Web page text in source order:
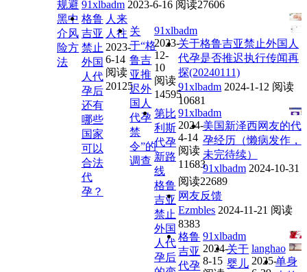
规避
黑中
介风
险方
法
91xlbadm 2023-6-16 阅读27606
格鲁
吉亚
禁止
外国
人代
孕后
还有
哪些
国家
可以
合法
代
孕？
人来
人往
2023-
6-14
阅读
20125
关
于“格
鲁吉
亚推
迟外
国人
代孕
禁
令”的
调查
91xlbadm
2023-
12-
10
阅读
14595
关于格鲁吉亚禁止外国人
代孕是否推迟执行传闻再
探(20240111)
91xlbadm 2024-1-12 阅读
10681
第比
利斯
代孕
新路
线
格鲁
吉亚
禁止
外国
人代
孕后
91xlbadm
2024-
4-14
阅读
11683
美国新泽西网友的代
孕经历（懒病发作，
未完待续）
91xlbadm 2024-10-31
阅读22689
网友反馈
Ezmbles 2024-11-21 阅读
8383
格鲁
吉亚
代孕
91xlbadm
2024-
8-15
关于
婴儿
langhao
2025-单身